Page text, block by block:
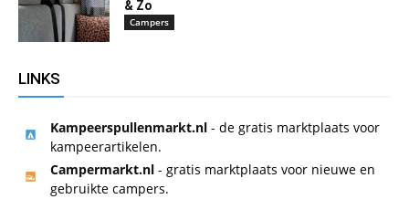
& Zo
Campers
LINKS
Kampeerspullenmarkt.nl - de gratis marktplaats voor
kampeerartikelen.
Campermarkt.nl - gratis marktplaats voor nieuwe en
gebruikte campers.